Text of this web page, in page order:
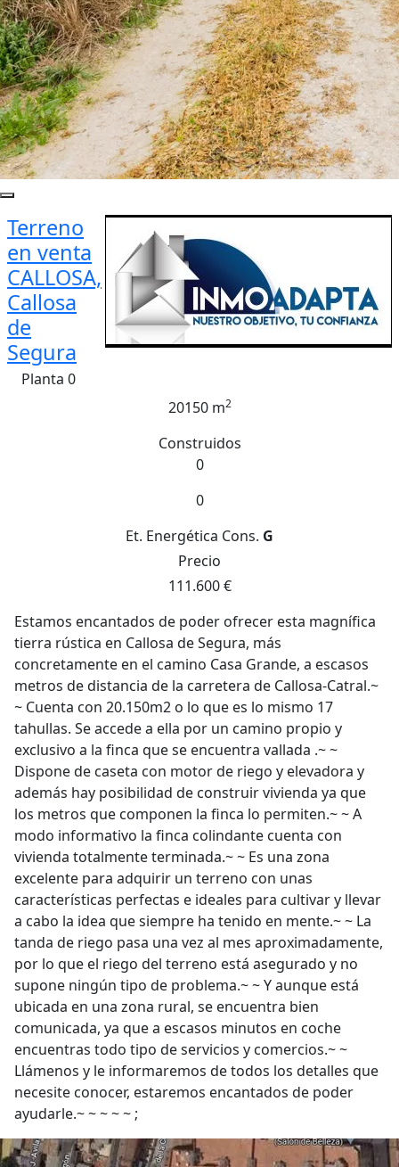
Terreno
en venta
CALLOSA,
Callosa
de
Segura
Planta 0
20150 m2
Construidos
0
0
Et. Energética Cons. G
Precio
111.600 €
Estamos encantados de poder ofrecer esta magnífica
tierra rústica en Callosa de Segura, más
concretamente en el camino Casa Grande, a escasos
metros de distancia de la carretera de Callosa-Catral.~
~ Cuenta con 20.150m2 o lo que es lo mismo 17
tahullas. Se accede a ella por un camino propio y
exclusivo a la finca que se encuentra vallada .~ ~
Dispone de caseta con motor de riego y elevadora y
además hay posibilidad de construir vivienda ya que
los metros que componen la finca lo permiten.~ ~ A
modo informativo la finca colindante cuenta con
vivienda totalmente terminada.~ ~ Es una zona
excelente para adquirir un terreno con unas
características perfectas e ideales para cultivar y llevar
a cabo la idea que siempre ha tenido en mente.~ ~ La
tanda de riego pasa una vez al mes aproximadamente,
por lo que el riego del terreno está asegurado y no
supone ningún tipo de problema.~ ~ Y aunque está
ubicada en una zona rural, se encuentra bien
comunicada, ya que a escasos minutos en coche
encuentras todo tipo de servicios y comercios.~ ~
Llámenos y le informaremos de todos los detalles que
necesite conocer, estaremos encantados de poder
ayudarle.~ ~ ~ ~ ~ ;